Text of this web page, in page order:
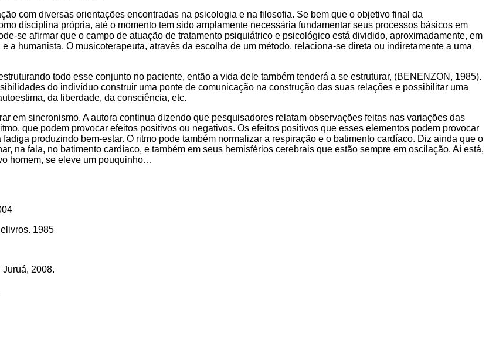
com diversas orientações encontradas na psicologia e na filosofia. Se bem que o objetivo final da
disciplina própria, até o momento tem sido amplamente necessária fundamentar seus processos básicos em
se afirmar que o campo de atuação de tratamento psiquiátrico e psicológico está dividido, aproximadamente, em
humanista. O musicoterapeuta, através da escolha de um método, relaciona-se direta ou indiretamente a uma
todo esse conjunto no paciente, então a vida dele também tenderá a se estruturar, (BENENZON, 1985).
do indivíduo construir uma ponte de comunicação na construção das suas relações e possibilitar uma
da liberdade, da consciência, etc.
em sincronismo. A autora continua dizendo que pesquisadores relatam observações feitas nas variações das
que podem provocar efeitos positivos ou negativos. Os efeitos positivos que esses elementos podem provocar
produzindo bem-estar. O ritmo pode também normalizar a respiração e o batimento cardíaco. Diz ainda que o
na fala, no batimento cardíaco, e também em seus hemisférios cerebrais que estão sempre em oscilação. Aí está,
homem, se eleve um pouquinho…
1985
2008.